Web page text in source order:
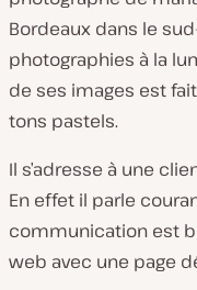
s
d
u
c
i
e
n
t
Bordeaux dans le
photographies à la
de ses images est
tons pastels.
Il s’adresse à une
En effet il parle
communication est
web avec une page